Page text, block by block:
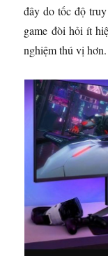
đây do tốc độ
game đòi hỏi ít
nghiệm thú vị hơn.